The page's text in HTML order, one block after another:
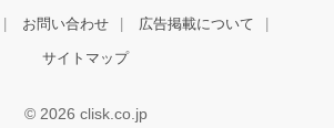
お問い合わせ 広告掲載について
サイトマップ
© 2026 clisk.co.jp